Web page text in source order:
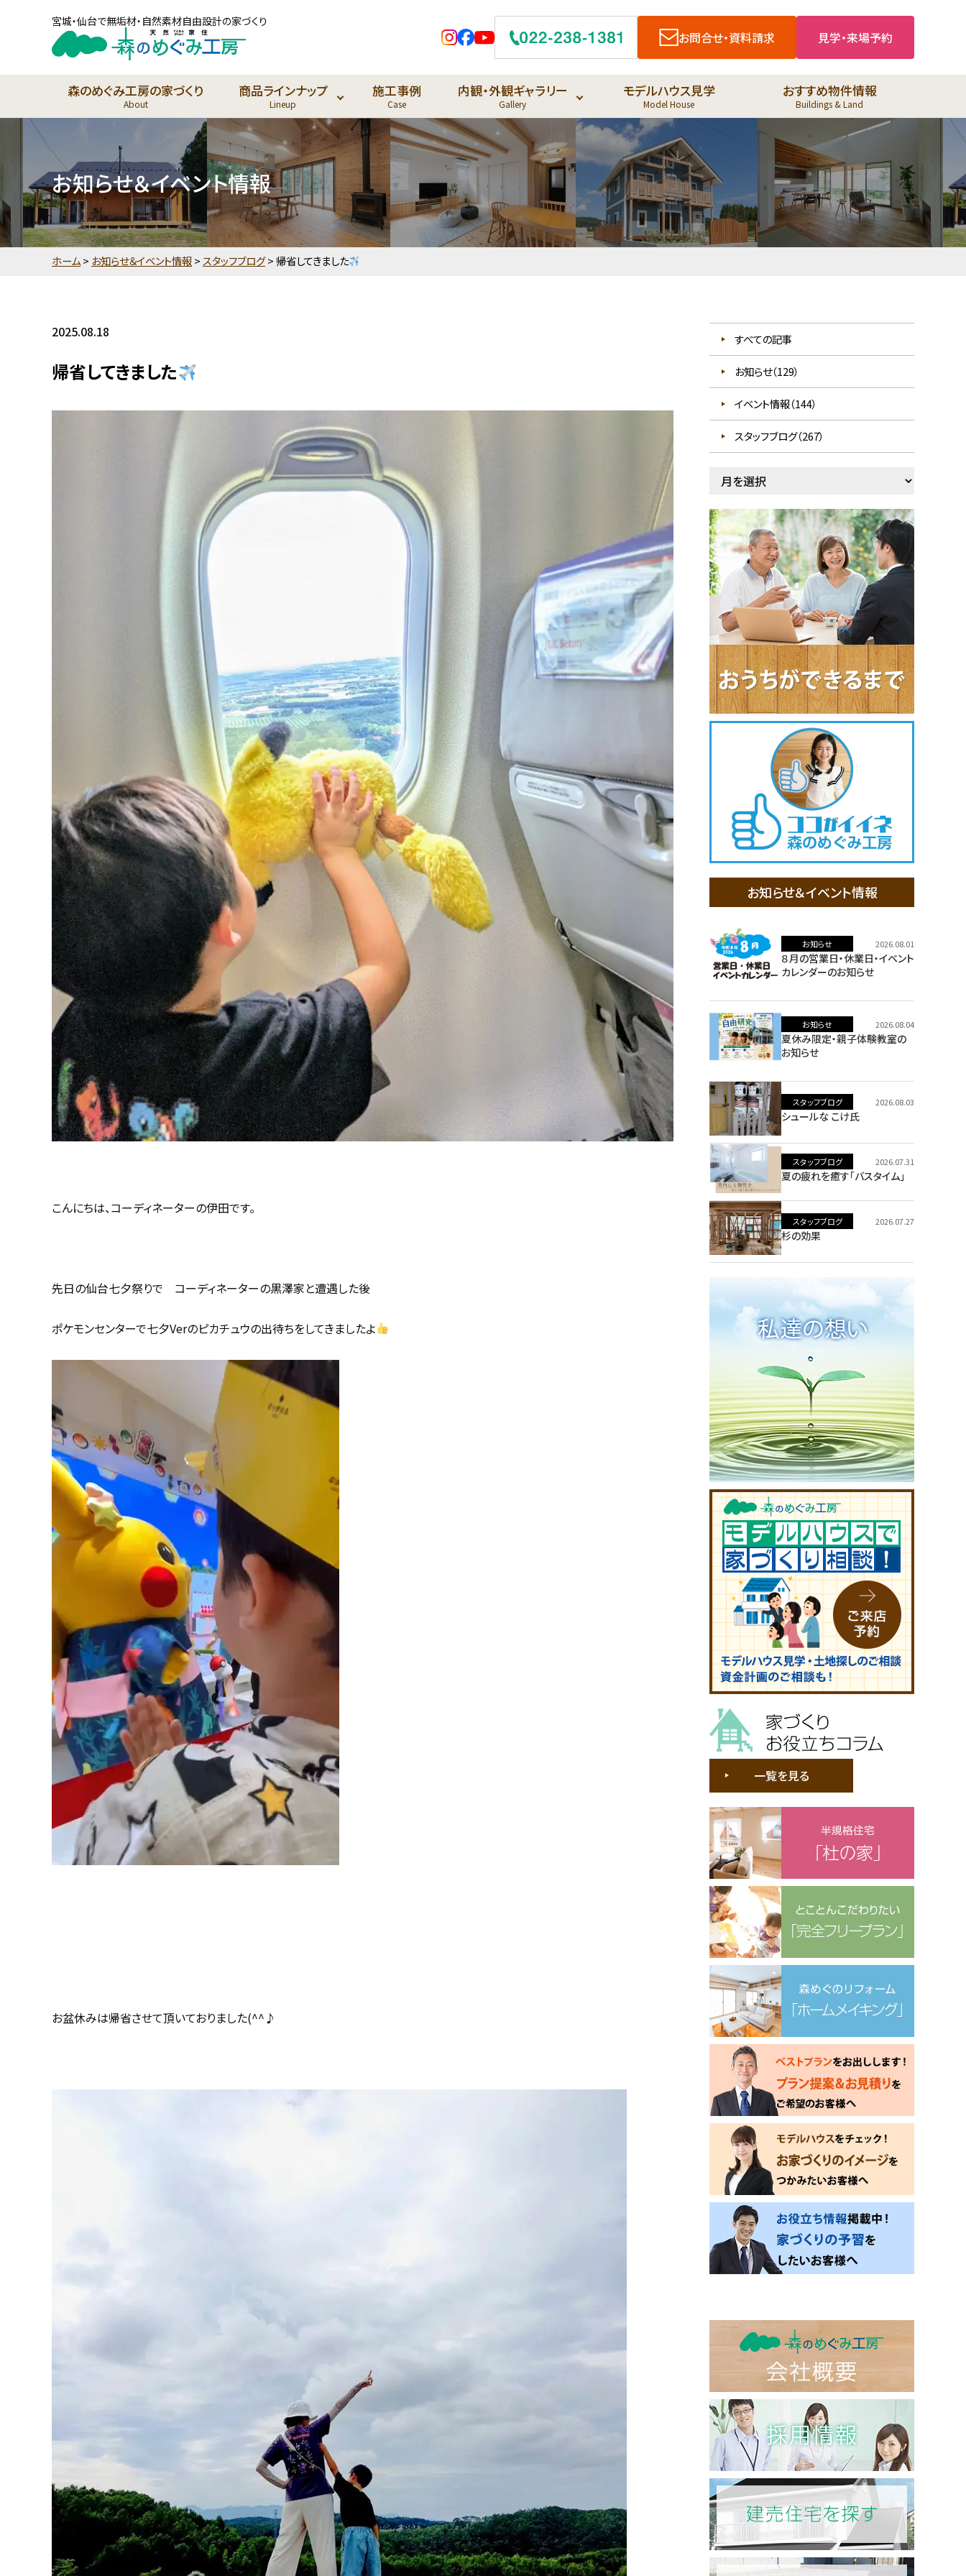
宮城・仙台で無垢材・自然素材自由設計の家づくり
お問合せ・資料請求 見学・来場予約
森のめぐみ工房の家づくり
About
商品ラインナップ
Lineup
施工事例
Case
内観・外観ギャラリー
Gallery
モデルハウス見学
Model House
おすすめ物件情報
Buildings & Land
お知らせ＆イベント情報
ホーム> お知らせ＆イベント情報>スタッフブログ> 帰省してきました
2025.08.18
帰省してきました
こんにちは、コーディネーターの伊田です。
先日の仙台七夕祭りで コーディネーターの黒澤家と遭遇した後
ポケモンセンターで七夕Verのピカチュウの出待ちをしてきましたよ
お盆休みは帰省させて頂いておりました(^^♪
すべての記事
お知らせ（129）
イベント情報（144）
スタッフブログ（267）
お知らせ＆イベント情報
お知らせ 2026.08.01
８月の営業日・休業日・イベント
カレンダーのお知らせ
お知らせ 2026.08.04
夏休み限定・親子体験教室の
お知らせ
スタッフブログ 2026.08.03
シュールな こけ氏
スタッフブログ 2026.07.31
夏の疲れを癒す「バスタイム」
スタッフブログ 2026.07.27
杉の効果
家づくりお役立ちコラム
一覧を見る